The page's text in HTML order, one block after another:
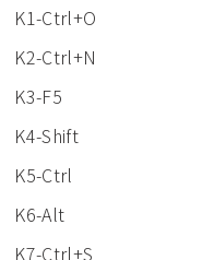
K1-Ctrl+O
K2-Ctrl+N
K3-F5
K4-Shift
K5-Ctrl
K6-Alt
K7-Ctrl+S